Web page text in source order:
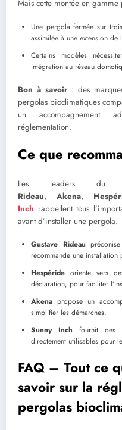
Mais cette montée en
Une pergola fermée sur
assimilée à une extension de
Certains modèles
intégration au réseau
Bon à savoir: des
pergolas bioclimatiques
un accompagnement
réglementation.
Ce que
Les leaders du
Rideau, Akena,
Inch rappellent tous
avant d’installer une pergola.
Gustave Rideau
recommande une
Hespéride oriente vers
déclaration, pour faciliter
Akena propose un
simplifier les démarches.
Sunny Inch fournit des
directement utilisables pour
FAQ – Tout ce
savoir sur la
pergolas